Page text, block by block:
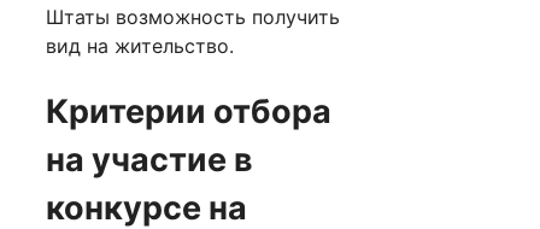
Штаты возможность получить
вид на жительство.
Критерии отбора
на участие в
конкурсе на